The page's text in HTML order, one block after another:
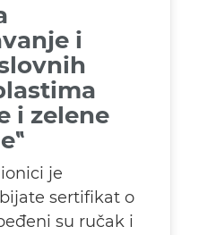
i
i zelene
je
sertifikat o
su ručak i